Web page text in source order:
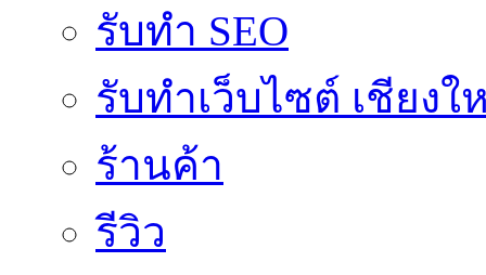
รับทำ SEO
รับทำเว็บไซต์ เชียงใ
ร้านค้า
รีวิว